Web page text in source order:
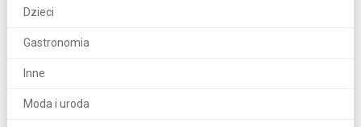
Dzieci
Gastronomia
Inne
Moda i uroda